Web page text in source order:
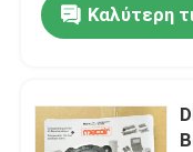
Καλύτερη